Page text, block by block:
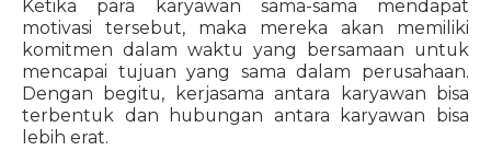
Ketika para karyawan sama-sama mendapat
motivasi tersebut, maka mereka akan memiliki
komitmen dalam waktu yang bersamaan untuk
mencapai tujuan yang sama dalam perusahaan.
Dengan begitu, kerjasama antara karyawan bisa
terbentuk dan hubungan antara karyawan bisa
lebih erat.